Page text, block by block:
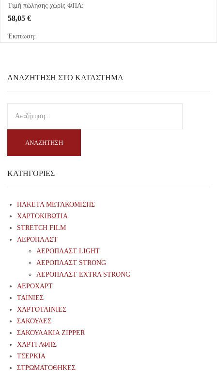
Τιμή πώλησης χωρίς ΦΠΑ:
58,05 €
Έκπτωση:
ΑΝΑΖΉΤΗΣΗ ΣΤΟ ΚΑΤΆΣΤΗΜΑ
ΑΝΑΖΉΤΗΣΗ
ΚΑΤΗΓΟΡΊΕΣ
ΠΑΚΕΤΑ ΜΕΤΑΚΟΜΙΣΗΣ
ΧΑΡΤΟΚΙΒΩΤΙΑ
STRETCH FILM
ΑΕΡΟΠΛΑΣΤ
ΑΕΡΟΠΛΑΣΤ LIGHT
ΑΕΡΟΠΛΑΣΤ STRONG
ΑΕΡΟΠΛΑΣΤ EXTRA STRONG
ΑΕΡΟΧΑΡΤ
ΤΑΙΝΙΕΣ
ΧΑΡΤΟΤΑΙΝΙΕΣ
ΣΑΚΟΥΛΕΣ
ΣΑΚΟΥΛΑΚΙΑ ZIPPER
ΧΑΡΤΙ ΑΦΗΣ
ΤΣΕΡΚΙΑ
ΣΤΡΩΜΑΤΟΘΗΚΕΣ